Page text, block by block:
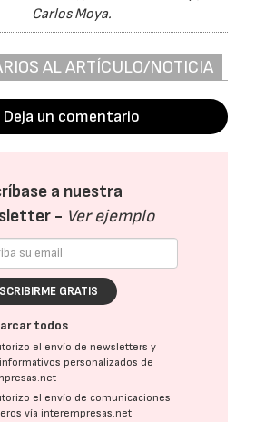
Carlos Moya.
AL ARTÍCULO/NOTICIA
Deja un comentario
a nuestra
- Ver ejemplo
GRATIS
todos
el envío de newsletters y
personalizados de
el envío de comunicaciones
vía interempresas.net